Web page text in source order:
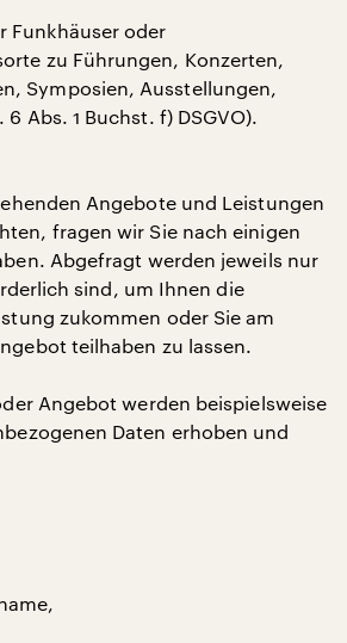
Funkhäuser oder
zu Führungen, Konzerten,
Symposien, Ausstellungen,
Abs. 1 Buchst. f) DSGVO).
Angebote und Leistungen
fragen wir Sie nach einigen
Abgefragt werden jeweils nur
sind, um Ihnen die
zukommen oder Sie am
teilhaben zu lassen.
Angebot werden beispielsweise
Daten erhoben und